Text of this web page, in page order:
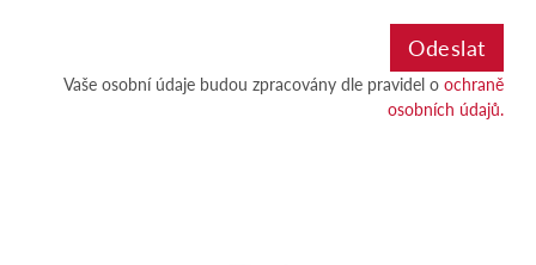
Vaše osobní údaje budou zpracovány dle pravidel o ochraně
osobních údajů.